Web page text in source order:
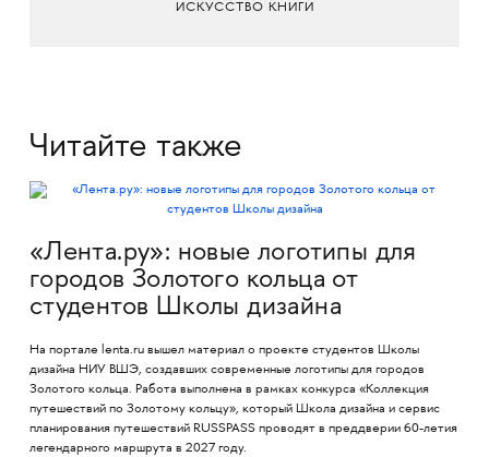
ИСКУССТВО КНИГИ
Читайте также
«Лента.ру»: новые логотипы для
городов Золотого кольца от
студентов Школы дизайна
На портале lenta.ru вышел материал о проекте студентов Школы
дизайна НИУ ВШЭ, создавших современные логотипы для городов
Золотого кольца. Работа выполнена в рамках конкурса «Коллекция
путешествий по Золотому кольцу», который Школа дизайна и сервис
планирования путешествий RUSSPASS проводят в преддверии 60-летия
легендарного маршрута в 2027 году.